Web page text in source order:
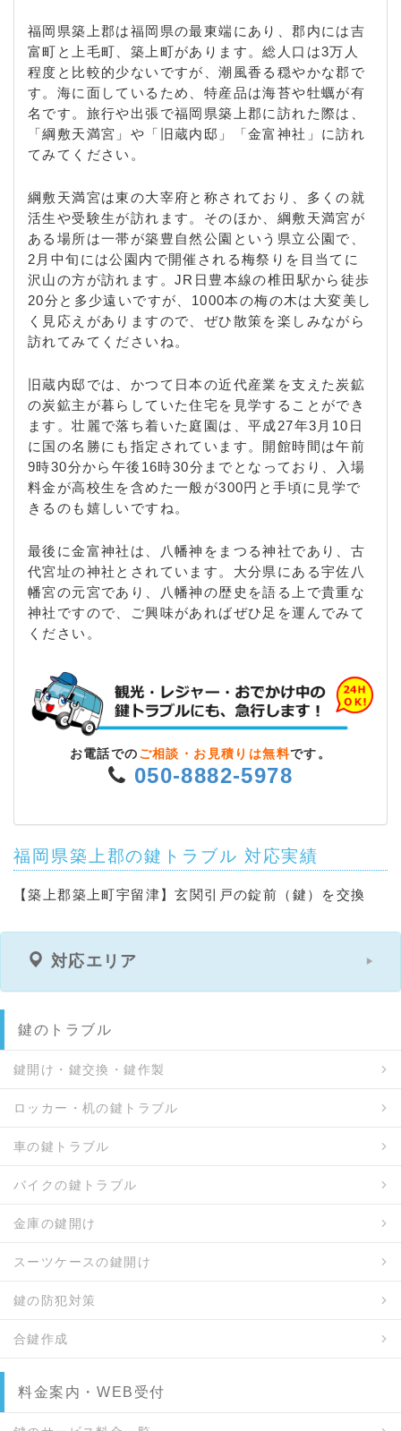
福岡県築上郡は福岡県の最東端にあり、郡内には吉
富町と上毛町、築上町があります。総人口は3万人
程度と比較的少ないですが、潮風香る穏やかな郡で
す。海に面しているため、特産品は海苔や牡蠣が有
名です。旅行や出張で福岡県築上郡に訪れた際は、
「綱敷天満宮」や「旧蔵内邸」「金富神社」に訪れ
てみてください。
綱敷天満宮は東の大宰府と称されており、多くの就
活生や受験生が訪れます。そのほか、綱敷天満宮が
ある場所は一帯が築豊自然公園という県立公園で、
2月中旬には公園内で開催される梅祭りを目当てに
沢山の方が訪れます。JR日豊本線の椎田駅から徒歩
20分と多少遠いですが、1000本の梅の木は大変美し
く見応えがありますので、ぜひ散策を楽しみながら
訪れてみてくださいね。
旧蔵内邸では、かつて日本の近代産業を支えた炭鉱
の炭鉱主が暮らしていた住宅を見学することができ
ます。壮麗で落ち着いた庭園は、平成27年3月10日
に国の名勝にも指定されています。開館時間は午前
9時30分から午後16時30分までとなっており、入場
料金が高校生を含めた一般が300円と手頃に見学で
きるのも嬉しいですね。
最後に金富神社は、八幡神をまつる神社であり、古
代宮址の神社とされています。大分県にある宇佐八
幡宮の元宮であり、八幡神の歴史を語る上で貴重な
神社ですので、ご興味があればぜひ足を運んでみて
ください。
お電話での ご相談・お見積りは無料です。
050-8882-5978
福岡県築上郡の鍵トラブル 対応実績
【築上郡築上町宇留津】玄関引戸の錠前（鍵）を交換
対応エリア
鍵のトラブル
鍵開け・鍵交換・鍵作製
ロッカー・机の鍵トラブル
車の鍵トラブル
バイクの鍵トラブル
金庫の鍵開け
スーツケースの鍵開け
鍵の防犯対策
合鍵作成
料金案内・WEB受付